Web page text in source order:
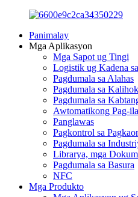
Panimalay
Mga Aplikasyon
Mga Sapot ug Tingi
Logistik ug Kadena
Pagdumala sa Alahas
Pagdumala sa
Pagdumala sa
Awtomatikong Pag-
Panglawas
Pagkontrol sa
Pagdumala sa
Librarya, mga
Pagdumala sa Basura
NFC
Mga Produkto